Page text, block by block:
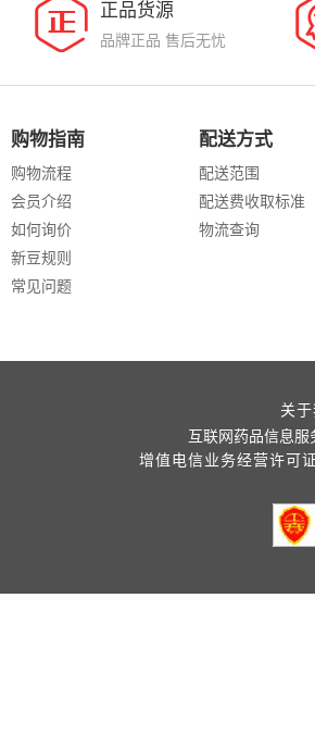
正品货源
品牌正品 售后无忧
购物指南
购物流程
会员介绍
如何询价
新豆规则
常见问题
配送方式
配送范围
配送费收取标准
物流查询
关于
互联网药品信息服
增值电信业务经营许可